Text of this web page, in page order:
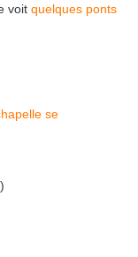
voit quelques ponts
)